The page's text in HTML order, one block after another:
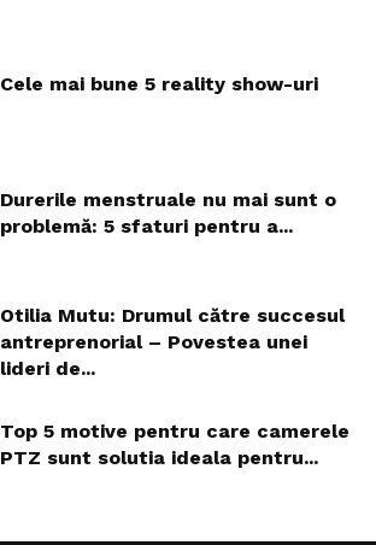
Cele mai bune 5 reality show-uri
Durerile menstruale nu mai sunt o
problemă: 5 sfaturi pentru a...
Otilia Mutu: Drumul către succesul
antreprenorial – Povestea unei
lideri de...
Top 5 motive pentru care camerele
PTZ sunt solutia ideala pentru...